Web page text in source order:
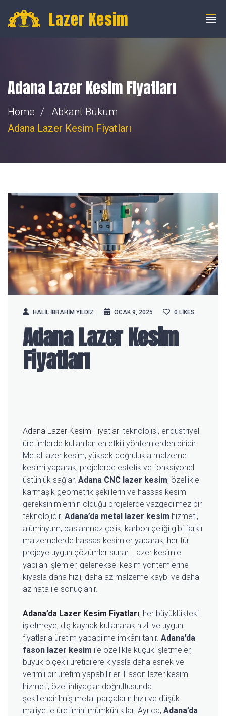
info@fibercnclazer.com
Lazer Kesim
Adana Lazer Kesim Fiyatları
Home
Abkant Büküm
Adana Lazer Kesim Fiyatları
HALIL IBRAHIM YILDIZ OCAK 9, 2025 0 LIKES
Adana Lazer Kesim
Fiyatları
Adana Lazer Kesim Fiyatları teknolojisi, endüstriyel
üretimlerde kullanılan en etkili yöntemlerden biridir.
Metal lazer kesim, yüksek doğrulukla malzeme
kesimi yaparak, projelerde estetik ve fonksiyonel
üstünlük sağlar. Adana CNC lazer kesim, özellikle
karmaşık geometrik şekillerin ve hassas kesim
gereksinimlerinin olduğu projelerde vazgeçilmez bir
teknolojidir. Adana’da metal lazer kesim hizmeti,
alüminyum, paslanmaz çelik, karbon çeliği gibi farklı
malzemelerde hassas kesimler yaparak, her tür
projeye uygun çözümler sunar. Lazer kesimle
yapılan işlemler, geleneksel kesim yöntemlerine
kıyasla daha hızlı, daha az malzeme kaybı ve daha
az hata ile sonuçlanır.
Adana’da Lazer Kesim Fiyatları, her büyüklükteki
işletmeye, dış kaynak kullanarak hızlı ve uygun
fiyatlarla üretim yapabilme imkânı tanır. Adana’da
fason lazer kesim ile özellikle küçük işletmeler,
büyük ölçekli üreticilere kıyasla daha esnek ve
verimli bir üretim yapabilirler. Fason lazer kesim
hizmeti, özel ihtiyaçlar doğrultusunda
şekillendirilmiş metal parçaların hızlı ve düşük
maliyetle üretimini mümkün kılar. Ayrıca, Adana’da